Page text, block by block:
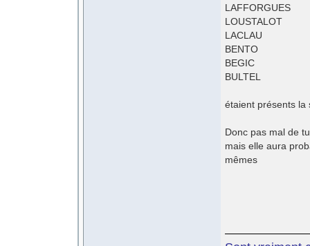
LAFFORGUES
LOUSTALOT
LACLAU
BENTO
BEGIC
BULTEL
étaient présents la
Donc pas mal de
mais elle aura
mêmes